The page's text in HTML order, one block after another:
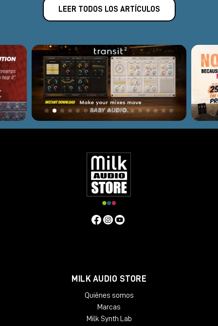
Preamplificadores de formato propietario
entre ellos, los más famosos son laserie 1073/1084o laserie
Neve
8048y laserie SSL X-Rack.
LEER TODOS LOS ARTÍCULOS
MILK AUDIO STORE
Quiénes somos
Marcas
Milk Synth Lab